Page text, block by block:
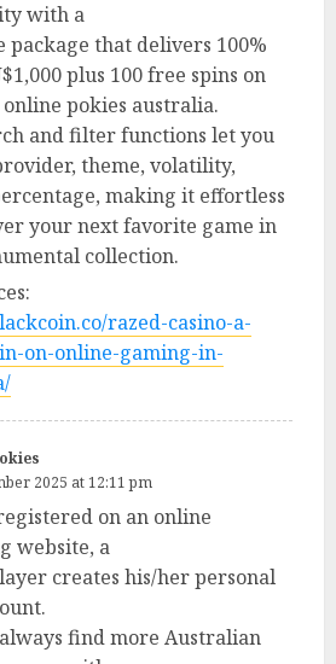
with a
package that delivers 100%
plus 100 free spins on
online pokies australia.
and filter functions let you
theme, volatility,
making it effortless
your next favorite game in
collection.
razed-casino-a-
on-online-gaming-in-
2025 at 12:11 pm
on an online
website, a
creates his/her personal
find more Australian